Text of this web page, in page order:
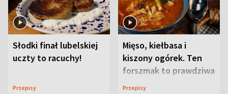
Słodki finał lubelskiej
uczty to racuchy!
Przepisy
Mięso, kiełbasa i
kiszony ogórek. Ten
forszmak to prawdziwa
uczta
Przepisy